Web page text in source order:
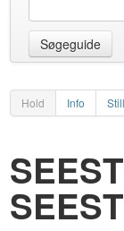
Søgeguide
Hold Info